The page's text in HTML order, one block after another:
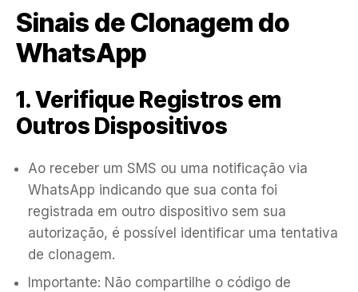
Sinais de Clonagem do
WhatsApp
1. Verifique Registros em
Outros Dispositivos
Ao receber um SMS ou uma notificação via
WhatsApp indicando que sua conta foi
registrada em outro dispositivo sem sua
autorização, é possível identificar uma tentativa
de clonagem.
Importante: Não compartilhe o código de